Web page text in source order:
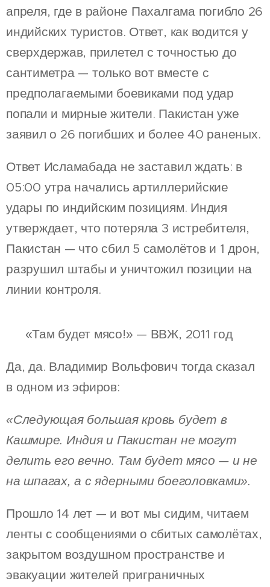
апреля, где в районе Пахалгама погибло 26
индийских туристов. Ответ, как водится у
сверхдержав, прилетел с точностью до
сантиметра — только вот вместе с
предполагаемыми боевиками под удар
попали и мирные жители. Пакистан уже
заявил о 26 погибших и более 40 раненых.
Ответ Исламабада не заставил ждать: в
05:00 утра начались артиллерийские
удары по индийским позициям. Индия
утверждает, что потеряла 3 истребителя,
Пакистан — что сбил 5 самолётов и 1 дрон,
разрушил штабы и уничтожил позиции на
линии контроля.
🧠 «Там будет мясо!» — ВВЖ, 2011 год
Да, да. Владимир Вольфович тогда сказал
в одном из эфиров:
«Следующая большая кровь будет в
Кашмире. Индия и Пакистан не могут
делить его вечно. Там будет мясо — и не
на шпагах, а с ядерными боеголовками».
Прошло 14 лет — и вот мы сидим, читаем
ленты с сообщениями о сбитых самолётах,
закрытом воздушном пространстве и
эвакуации жителей приграничных